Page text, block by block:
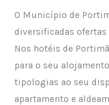
O Município de
diversificadas
Nos hotéis de
para o seu
tipologias ao seu
apartamento e